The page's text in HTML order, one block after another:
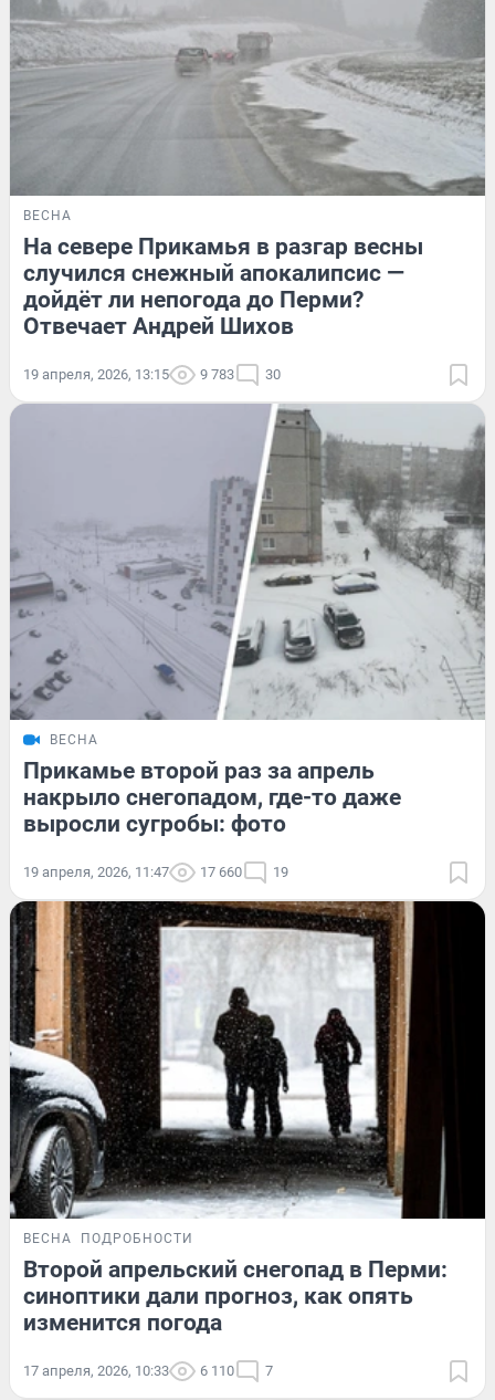
ВЕСНА
На севере Прикамья в разгар весны
случился снежный апокалипсис —
дойдёт ли непогода до Перми?
Отвечает Андрей Шихов
19 апреля, 2026, 13:15 9 783 30
ВЕСНА
Прикамье второй раз за апрель
накрыло снегопадом, где-то даже
выросли сугробы: фото
19 апреля, 2026, 11:47 17 660 19
ВЕСНА ПОДРОБНОСТИ
Второй апрельский снегопад в Перми:
синоптики дали прогноз, как опять
изменится погода
17 апреля, 2026, 10:33 6 110 7